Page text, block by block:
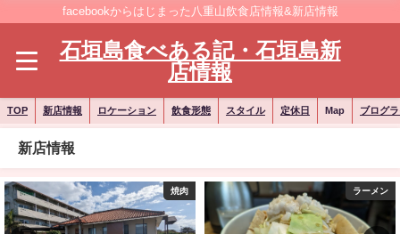
facebookからはじまった八重山飲食店情報&新店情報
石垣島食べある記・石垣島新
店情報
TOP 新店情報 ロケーション 飲食形態 スタイル 定休日 Map ブログ
新店情報
焼肉 ラーメン